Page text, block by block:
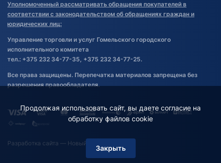
Уполномоченный рассматривать обращения покупателей в
соответствии с законодательством об обращениях граждан и
юридических лиц:
Управление торговли и услуг Гомельского городского
исполнительного комитета
тел.: +375 232 34-77-35, +375 232 34-77-25.
Все права защищены. Перепечатка материалов запрещена без
разрешения правообладателя.
Разработка сайта — Новый Сайт
Продолжая использовать сайт, вы даете согласие на
обработку файлов cookie
Закрыть